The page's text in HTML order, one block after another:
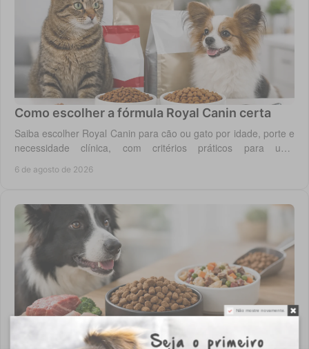
Não mostre novamente.
Como escolher a fórmula Royal Canin certa
Saiba escolher Royal Canin para cão ou gato por idade, porte e
necessidade clínica, com critérios práticos para uma
6 de agosto de 2026
Pro Plan: como escolher a alimentação certa